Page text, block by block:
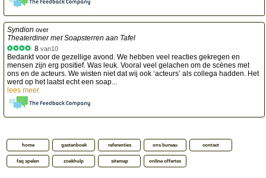
Syndion over
Theaterdiner met Soapsterren aan Tafel
8 van10
Bedankt voor de gezellige avond. We hebben veel reacties gekregen en
mensen zijn erg positief. Was leuk. Vooral veel gelachen om de scènes met
ons en de acteurs. We wisten niet dat wij ook ‘acteurs’ als collega hadden. Het
werd op het laatst echt een soap...
lees meer
home gastenboek referenties ons bureau contact
faq spelen zoekhulp sitemap online offertes